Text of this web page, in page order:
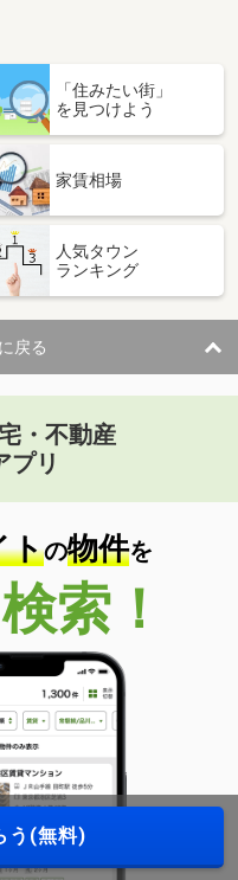
「住みたい街」
を見つけよう
家賃相場
人気タウン
ランキング
戻る
・不動産
プリ
トの物件を
索！
う(無料)